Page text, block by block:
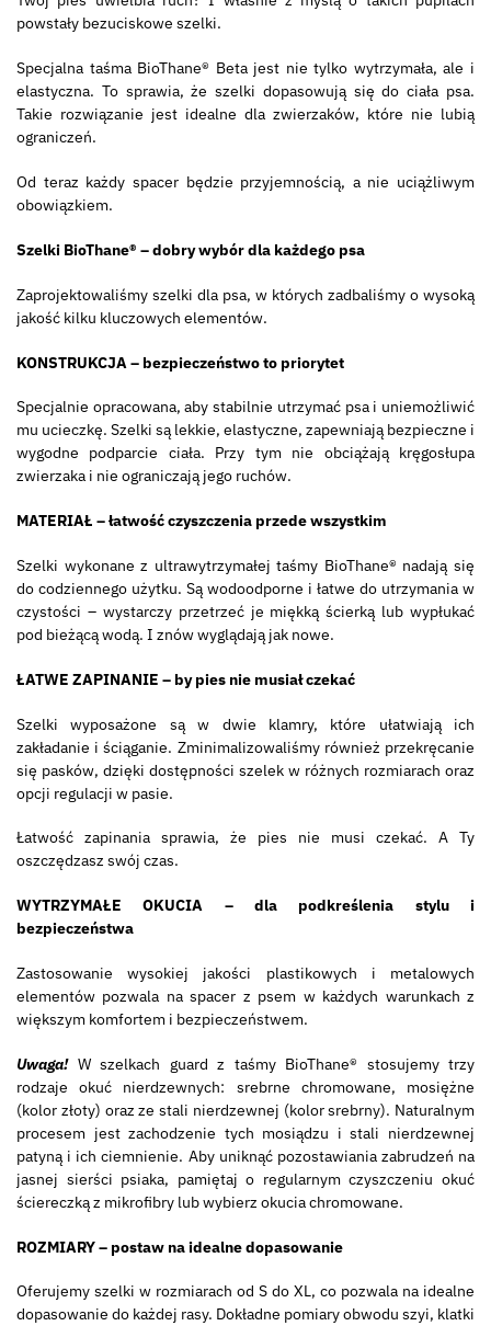
powstały bezuciskowe szelki.
Specjalna taśma BioThane® Beta jest nie tylko wytrzymała, ale i
elastyczna. To sprawia, że szelki dopasowują się do ciała psa.
Takie rozwiązanie jest idealne dla zwierzaków, które nie lubią
ograniczeń.
Od teraz każdy spacer będzie przyjemnością, a nie uciążliwym
obowiązkiem.
Szelki BioThane® – dobry wybór dla każdego psa
Zaprojektowaliśmy szelki dla psa, w których zadbaliśmy o wysoką
jakość kilku kluczowych elementów.
KONSTRUKCJA – bezpieczeństwo to priorytet
Specjalnie opracowana, aby stabilnie utrzymać psa i uniemożliwić
mu ucieczkę. Szelki są lekkie, elastyczne, zapewniają bezpieczne i
wygodne podparcie ciała. Przy tym nie obciążają kręgosłupa
zwierzaka i nie ograniczają jego ruchów.
MATERIAŁ – łatwość czyszczenia przede wszystkim
Szelki wykonane z ultrawytrzymałej taśmy BioThane® nadają się
do codziennego użytku. Są wodoodporne i łatwe do utrzymania w
czystości – wystarczy przetrzeć je miękką ścierką lub wypłukać
pod bieżącą wodą. I znów wyglądają jak nowe.
ŁATWE ZAPINANIE – by pies nie musiał czekać
Szelki wyposażone są w dwie klamry, które ułatwiają ich
zakładanie i ściąganie. Zminimalizowaliśmy również przekręcanie
się pasków, dzięki dostępności szelek w różnych rozmiarach oraz
opcji regulacji w pasie.
Łatwość zapinania sprawia, że pies nie musi czekać. A Ty
oszczędzasz swój czas.
WYTRZYMAŁE OKUCIA – dla podkreślenia stylu i
bezpieczeństwa
Zastosowanie wysokiej jakości plastikowych i metalowych
elementów pozwala na spacer z psem w każdych warunkach z
większym komfortem i bezpieczeństwem.
Uwaga!W szelkach guard z taśmy BioThane® stosujemy trzy
rodzaje okuć nierdzewnych: srebrne chromowane, mosiężne
(kolor złoty) oraz ze stali nierdzewnej (kolor srebrny). Naturalnym
procesem jest zachodzenie tych mosiądzu i stali nierdzewnej
patyną i ich ciemnienie. Aby uniknąć pozostawiania zabrudzeń na
jasnej sierści psiaka, pamiętaj o regularnym czyszczeniu okuć
ściereczką z mikrofibry lub wybierz okucia chromowane.
ROZMIARY – postaw na idealne dopasowanie
Oferujemy szelki w rozmiarach od S do XL, co pozwala na idealne
dopasowanie do każdej rasy. Dokładne pomiary obwodu szyi, klatki